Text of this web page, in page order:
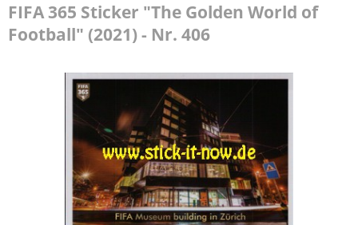
FIFA 365 Sticker "The Golden World of
Football" (2021) - Nr. 406